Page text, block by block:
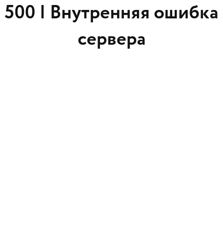
500 | Внутренняя ошибка
сервера